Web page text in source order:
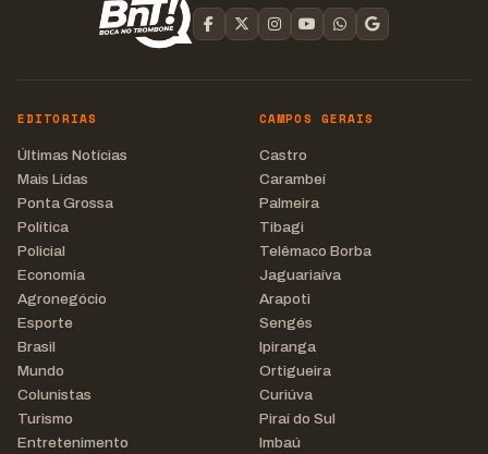
EDITORIAS
Últimas Notícias
Mais Lidas
Ponta Grossa
Política
Policial
Economia
Agronegócio
Esporte
Brasil
Mundo
Colunistas
Turismo
Entretenimento
CAMPOS GERAIS
Castro
Carambeí
Palmeira
Tibagi
Telêmaco Borba
Jaguariaíva
Arapoti
Sengés
Ipiranga
Ortigueira
Curiúva
Piraí do Sul
Imbaú